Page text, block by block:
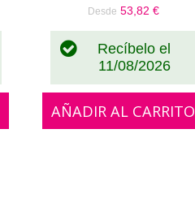
Desde 53,82 €
Recíbelo el
11/08/2026
AÑADIR AL CARRITO